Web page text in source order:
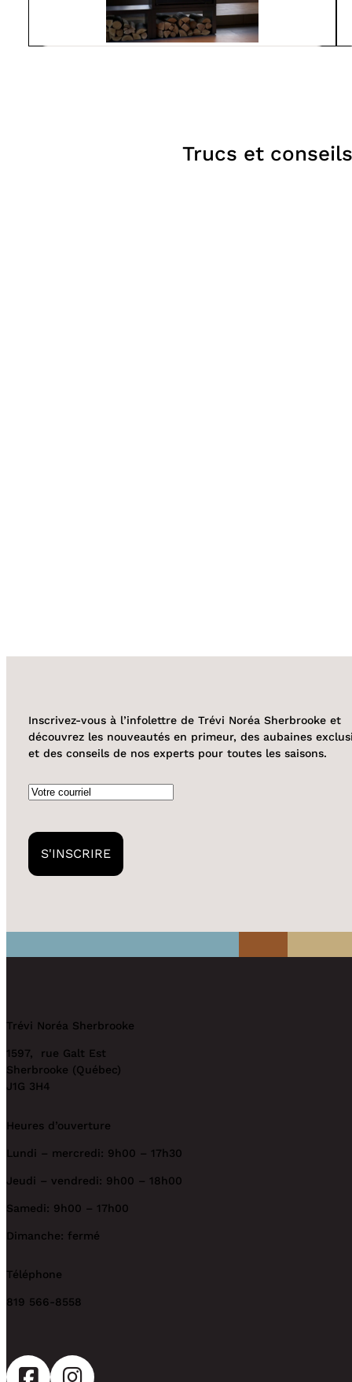
Trucs et conseils
Inscrivez-vous à l’infolettre de Trévi Noréa Sherbrooke et
découvrez les nouveautés en primeur, des aubaines
et des conseils de nos experts pour toutes les saisons.
Courriel
S'INSCRIRE
Trévi Noréa Sherbrooke
1597, rue Galt Est
Sherbrooke (Québec)
J1G 3H4
Heures d’ouverture
Lundi – mercredi: 9h00 – 17h30
Jeudi – vendredi: 9h00 – 18h00
Samedi: 9h00 – 17h00
Dimanche: fermé
Téléphone
819 566-8558